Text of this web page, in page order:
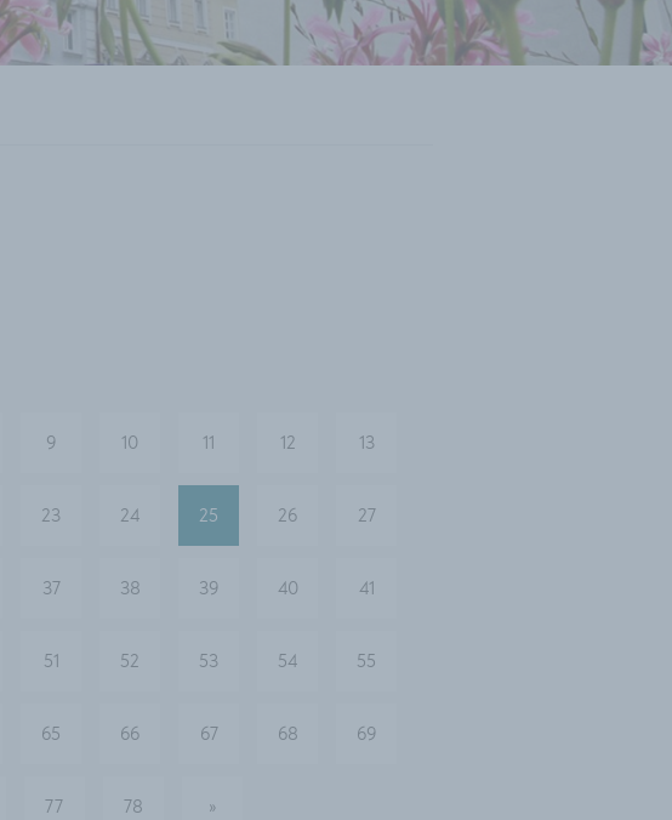
9 10 11 12 13
23 24 25 26 27
37 38 39 40 41
51 52 53 54 55
65 66 67 68 69
77 78 »